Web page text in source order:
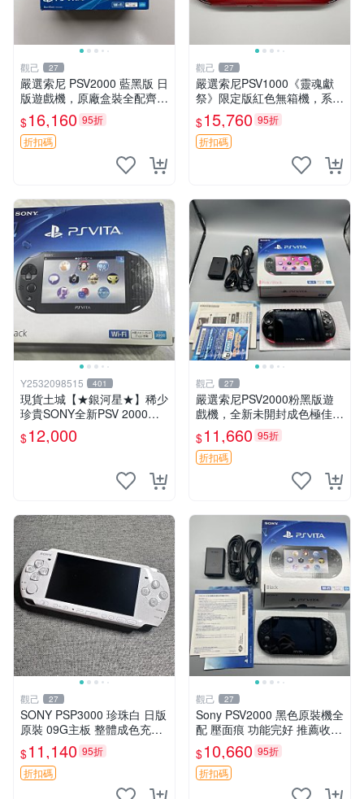
觀己 27
嚴選索尼 PSV2000 藍黑版 日
版遊戲機，原廠盒裝全配齊，
近乎全新狀態，中古精品值得
收藏 PSV2000 日版 游戲機
紅包裝
$16,160 95折
折扣碼
觀己 27
嚴選索尼PSV1000《靈魂獻
祭》限定版紅色無箱機，系統
3.65，功能完好。屏幕、攝像
頭、按鍵及搖桿皆正常運作。
靈魂獻祭 限定版 PSV1000 紅
$15,760 95折
折扣碼
Y2532098515 401
現貨土城【★銀河星★】稀少
珍貴SONY全新PSV 2000主
機.可轉換中文.全新PSV未使
用
$12,000
觀己 27
嚴選索尼PSV2000粉黑版遊
戲機，全新未開封成色極佳！
9新機殼完整無損，功能運作
順暢如初。 建議收藏珍品！
電玩粉必入手！ PSV2000 PS
$11,660 95折
折扣碼
觀己 27
SONY PSP3000 珍珠白 日版
原裝 09G主板 整體成色充新
不漂移 按鍵順滑 PSP3000
電腦遊戲機 PSP1189390 屏
幕老化
$11,140 95折
折扣碼
觀己 27
Sony PSV2000 黑色原裝機全
配 壓面痕 功能完好 推薦收藏
新品等同 電腦遊戲掌機 PSV2
000 黑 輕微刮痕 調試中 發行
版 掌上型電玩
$10,660 95折
折扣碼